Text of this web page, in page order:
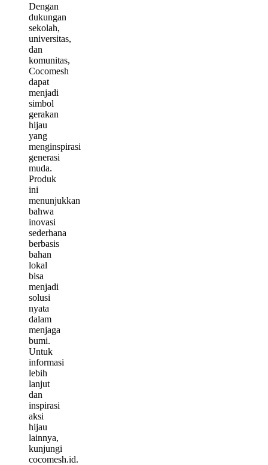
Dengan
dukungan
sekolah,
universitas,
dan
komunitas,
Cocomesh
dapat
menjadi
simbol
gerakan
hijau
yang
menginspirasi
generasi
muda.
Produk
ini
menunjukkan
bahwa
inovasi
sederhana
berbasis
bahan
lokal
bisa
menjadi
solusi
nyata
dalam
menjaga
bumi.
Untuk
informasi
lebih
lanjut
dan
inspirasi
aksi
hijau
lainnya,
kunjungi
cocomesh.id.